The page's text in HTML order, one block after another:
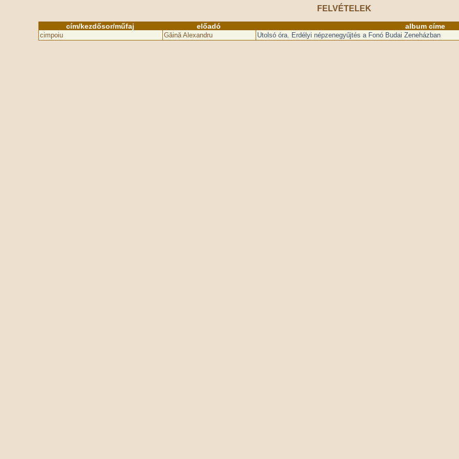
FELVÉTELEK
cím/kezdősor/műfaj előadó album címe
cimpoiu Găină Alexandru Utolsó óra. Erdélyi népzenegyűjtés a Fonó Budai Zeneházban